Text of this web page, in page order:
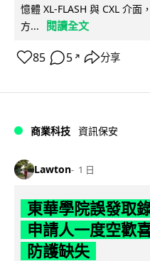
憶體 XL-FLASH 與 CXL 介
方...
閱讀全文
85 5 ↗ 分享
商業科技 資訊保安
Lawton 1 日
東華學院誤發取
申請人一度空歡
防護缺失